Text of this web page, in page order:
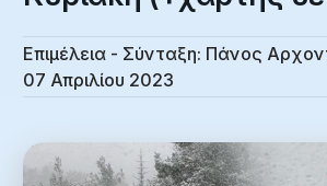
Επιμέλεια - Σύνταξη: Πάνος
07 Απριλίου 2023